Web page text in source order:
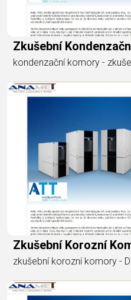
Zkušební
kondenzační komory -
Zkušební Korozní
zkušební korozní komory -